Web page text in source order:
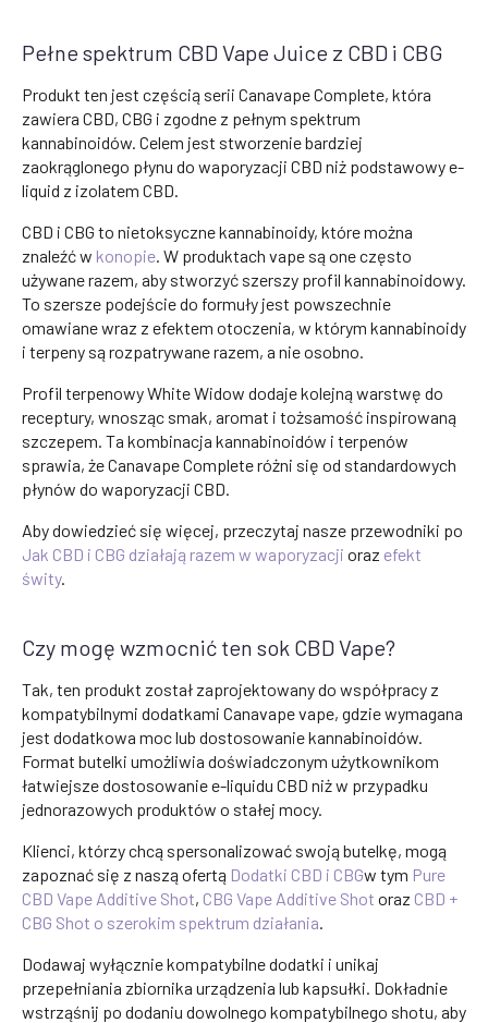
Pełne spektrum CBD Vape Juice z CBD i CBG
Produkt ten jest częścią serii Canavape Complete, która
zawiera CBD, CBG i zgodne z pełnym spektrum
kannabinoidów. Celem jest stworzenie bardziej
zaokrąglonego płynu do waporyzacji CBD niż podstawowy e-
liquid z izolatem CBD.
CBD i CBG to nietoksyczne kannabinoidy, które można
znaleźć w konopie . W produktach vape są one często
używane razem, aby stworzyć szerszy profil kannabinoidowy.
To szersze podejście do formuły jest powszechnie
omawiane wraz z efektem otoczenia, w którym kannabinoidy
i terpeny są rozpatrywane razem, a nie osobno.
Profil terpenowy White Widow dodaje kolejną warstwę do
receptury, wnosząc smak, aromat i tożsamość inspirowaną
szczepem. Ta kombinacja kannabinoidów i terpenów
sprawia, że Canavape Complete różni się od standardowych
płynów do waporyzacji CBD.
Aby dowiedzieć się więcej, przeczytaj nasze przewodniki po
Jak CBD i CBG działają razem w waporyzacji oraz efekt
świty.
Czy mogę wzmocnić ten sok CBD Vape?
Tak, ten produkt został zaprojektowany do współpracy z
kompatybilnymi dodatkami Canavape vape, gdzie wymagana
jest dodatkowa moc lub dostosowanie kannabinoidów.
Format butelki umożliwia doświadczonym użytkownikom
łatwiejsze dostosowanie e-liquidu CBD niż w przypadku
jednorazowych produktów o stałej mocy.
Klienci, którzy chcą spersonalizować swoją butelkę, mogą
zapoznać się z naszą ofertą Dodatki CBD i CBGw tym Pure
CBD Vape Additive Shot, CBG Vape Additive Shot oraz CBD +
CBG Shot o szerokim spektrum działania
Dodawaj wyłącznie kompatybilne dodatki i unikaj
przepełniania zbiornika urządzenia lub kapsułki. Dokładnie
wstrząśnij po dodaniu dowolnego kompatybilnego shotu, aby